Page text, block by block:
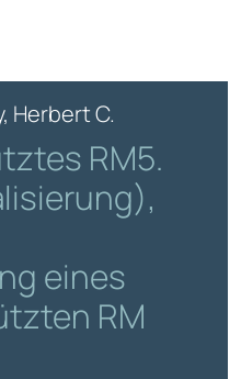
Herbert C.
RM5.
eines
RM